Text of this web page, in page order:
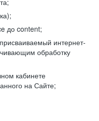
до content;
интернет-
обработку
кабинете
на Сайте;